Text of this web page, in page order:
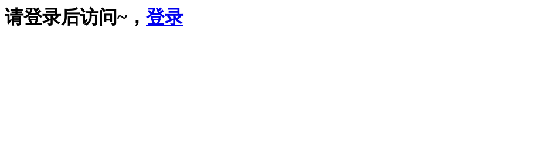
请登录后访问~， 登录